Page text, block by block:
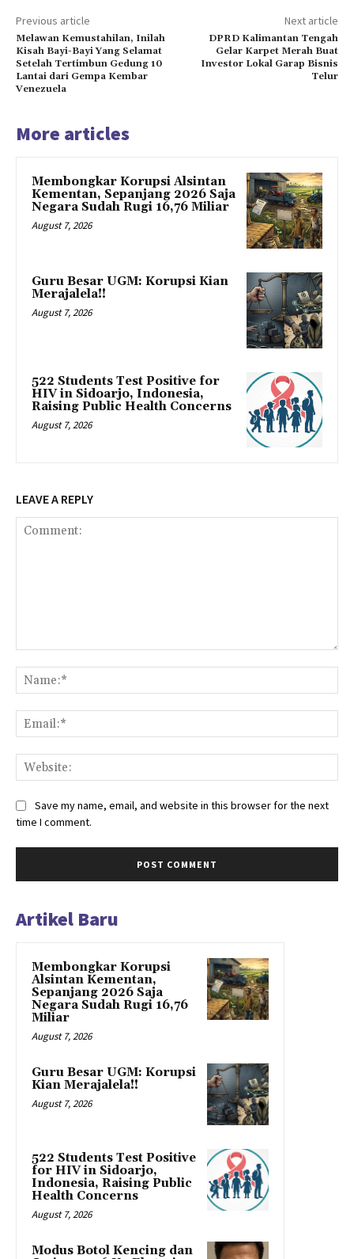
Previous article
Melawan Kemustahilan, Inilah
Kisah Bayi-Bayi Yang Selamat
Setelah Tertimbun Gedung 10
Lantai dari Gempa Kembar
Venezuela
Next article
DPRD Kalimantan Tengah
Gelar Karpet Merah Buat
Investor Lokal Garap Bisnis
Telur
More articles
Membongkar Korupsi Alsintan
Kementan, Sepanjang 2026 Saja
Negara Sudah Rugi 16,76 Miliar
August 7, 2026
Guru Besar UGM: Korupsi Kian
Merajalela!!
August 7, 2026
522 Students Test Positive for
HIV in Sidoarjo, Indonesia,
Raising Public Health Concerns
August 7, 2026
LEAVE A REPLY
Save my name, email, and website in this browser for the next
time I comment.
Artikel Baru
Membongkar Korupsi
Alsintan Kementan,
Sepanjang 2026 Saja
Negara Sudah Rugi 16,76
Miliar
August 7, 2026
Guru Besar UGM: Korupsi
Kian Merajalela!!
August 7, 2026
522 Students Test Positive
for HIV in Sidoarjo,
Indonesia, Raising Public
Health Concerns
August 7, 2026
Modus Botol Kencing dan